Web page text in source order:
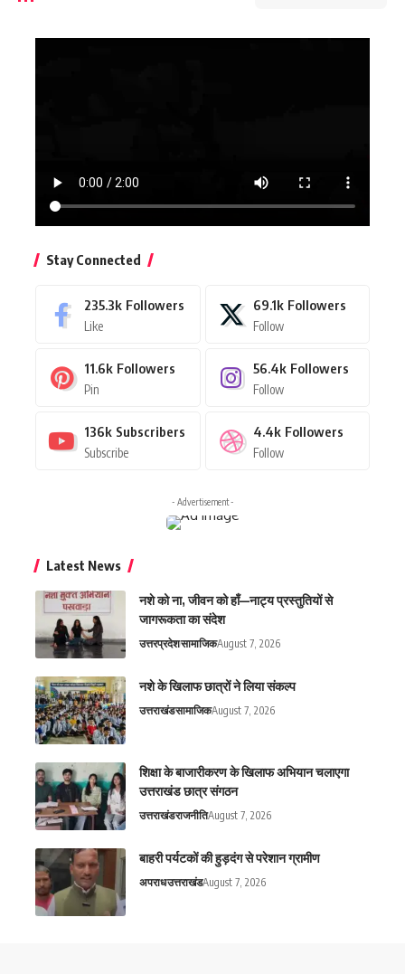
Stay Connected
235.3k Followers
Like
69.1k Followers
Follow
11.6k Followers
Pin
56.4k Followers
Follow
136k Subscribers
Subscribe
4.4k Followers
Follow
- Advertisement -
Latest News
नशे को ना, जीवन को हाँ—नाट्य प्रस्तुतियों से
जागरूकता का संदेश
उत्तरप्रदेशसामाजिकAugust 7, 2026
नशे के खिलाफ छात्रों ने लिया संकल्प
उत्तराखंडसामाजिकAugust 7, 2026
शिक्षा के बाजारीकरण के खिलाफ अभियान चलाएगा
उत्तराखंड छात्र संगठन
उत्तराखंडराजनीतिAugust 7, 2026
बाहरी पर्यटकों की हुड़दंग से परेशान ग्रामीण
अपराधउत्तराखंडAugust 7, 2026